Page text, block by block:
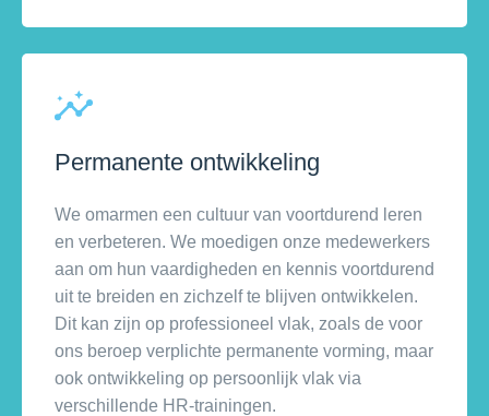
Permanente ontwikkeling
We omarmen een cultuur van voortdurend leren
en verbeteren. We moedigen onze medewerkers
aan om hun vaardigheden en kennis voortdurend
uit te breiden en zichzelf te blijven ontwikkelen.
Dit kan zijn op professioneel vlak, zoals de voor
ons beroep verplichte permanente vorming, maar
ook ontwikkeling op persoonlijk vlak via
verschillende HR-trainingen.